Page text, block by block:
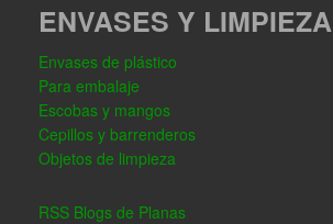
ENVASES Y LIMPIEZA
Envases de plástico
Para embalaje
Escobas y mangos
Cepillos y barrenderos
Objetos de limpieza
RSS Blogs de Planas